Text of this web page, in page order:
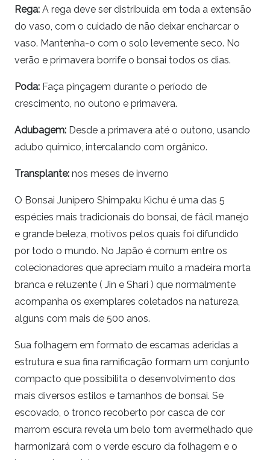
Rega: A rega deve ser distribuída em toda a extensão
do vaso, com o cuidado de não deixar encharcar o
vaso. Mantenha-o com o solo levemente seco. No
verão e primavera borrife o bonsai todos os dias.
Poda: Faça pinçagem durante o período de
crescimento, no outono e primavera.
Adubagem: Desde a primavera até o outono, usando
adubo químico, intercalando com orgânico.
Transplante: nos meses de inverno
O Bonsai Junípero Shimpaku Kichu é uma das 5
espécies mais tradicionais do bonsai, de fácil manejo
e grande beleza, motivos pelos quais foi difundido
por todo o mundo. No Japão é comum entre os
colecionadores que apreciam muito a madeira morta
branca e reluzente ( Jin e Shari ) que normalmente
acompanha os exemplares coletados na natureza,
alguns com mais de 500 anos.
Sua folhagem em formato de escamas aderidas a
estrutura e sua fina ramificação formam um conjunto
compacto que possibilita o desenvolvimento dos
mais diversos estilos e tamanhos de bonsai. Se
escovado, o tronco recoberto por casca de cor
marrom escura revela um belo tom avermelhado que
harmonizará com o verde escuro da folhagem e o